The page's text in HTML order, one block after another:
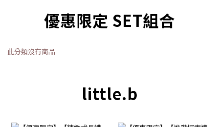
優惠限定 SET組合
此分類沒有商品
little.b